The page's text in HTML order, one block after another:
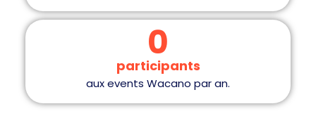
participants
0
aux events Wacano par an.